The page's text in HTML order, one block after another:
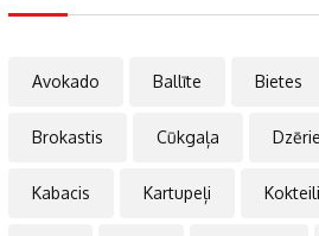
Avokado Ballīte Bietes
Brokastis Cūkgaļa
Kabacis Kartupeļi